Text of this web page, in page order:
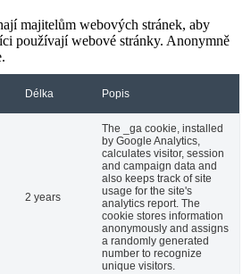
majitelům webových stránek, aby
používají webové stránky. Anonymně
Délka Popis
2 years
The _ga cookie, installed
by Google Analytics,
calculates visitor, session
and campaign data and
also keeps track of site
usage for the site's
analytics report. The
cookie stores information
anonymously and assigns
a randomly generated
number to recognize
unique visitors.